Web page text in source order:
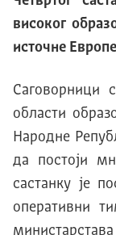
високог
источне
Саговорници
области
Народне
да постоји
састанку је
оперативни